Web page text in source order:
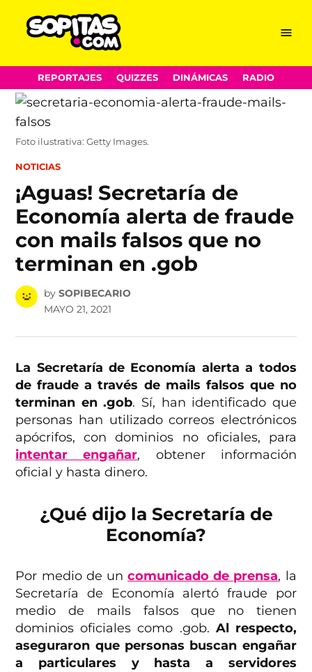
Skip
to
content
Menu
REPORTAJES QUIZZES DINÁMICAS RADIO
Foto ilustrativa: Getty Images.
POSTED
NOTICIAS
¡Aguas! Secretaría de
Economía alerta de fraude
con mails falsos que no
terminan en .gob
by SOPIBECARIO
MAYO 21, 2021
La Secretaría de Economía alerta a todos
de fraude a través de mails falsos que no
terminan en .gob. Sí, han identificado que
personas han utilizado correos electrónicos
apócrifos, con dominios no oficiales, para
intentar engañar, obtener información
oficial y hasta dinero.
¿Qué dijo la Secretaría de
Economía?
Por medio de uncomunicado de prensa, la
Secretaría de Economía alertó fraude por
medio de mails falsos que no tienen
dominios oficiales como .gob. Al respecto,
aseguraron que personas buscan engañar
a particulares y hasta a servidores